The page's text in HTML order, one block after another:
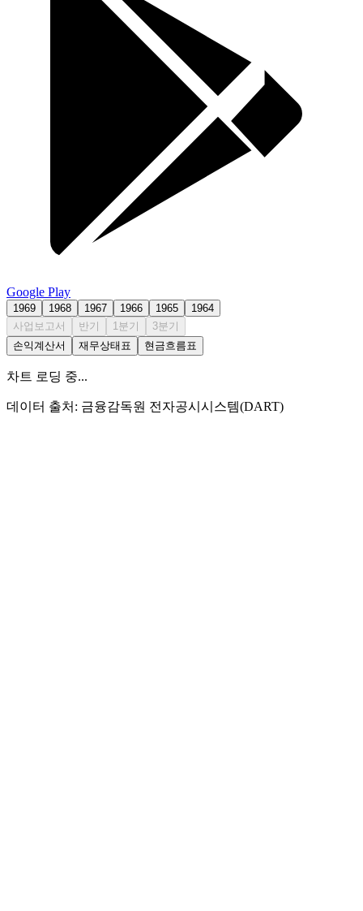
Google Play
1969 1968 1967 1966 1965
1964
사업보고서
반기 1분기
3분기
손익계산서
재무상태표 현금흐름표
차트 로딩 중...
데이터 출처: 금융감독원 전자공시시스템(DART)